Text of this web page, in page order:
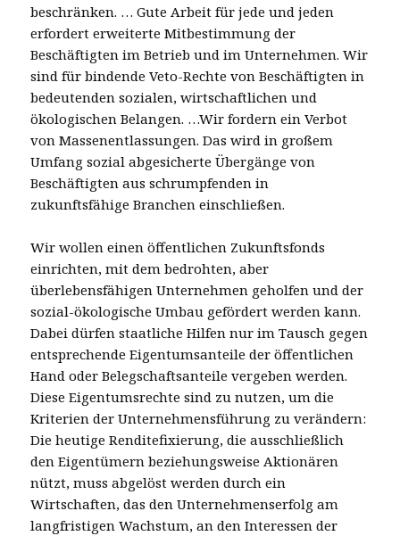
beschränken. … Gute Arbeit für jede und jeden
erfordert erweiterte Mitbestimmung der
Beschäftigten im Betrieb und im Unternehmen. Wir
sind für bindende Veto-Rechte von Beschäftigten in
bedeutenden sozialen, wirtschaftlichen und
ökologischen Belangen. …Wir fordern ein Verbot
von Massenentlassungen. Das wird in großem
Umfang sozial abgesicherte Übergänge von
Beschäftigten aus schrumpfenden in
zukunftsfähige Branchen einschließen.
Wir wollen einen öffentlichen Zukunftsfonds
einrichten, mit dem bedrohten, aber
überlebensfähigen Unternehmen geholfen und der
sozial-ökologische Umbau gefördert werden kann.
Dabei dürfen staatliche Hilfen nur im Tausch gegen
entsprechende Eigentumsanteile der öffentlichen
Hand oder Belegschaftsanteile vergeben werden.
Diese Eigentumsrechte sind zu nutzen, um die
Kriterien der Unternehmensführung zu verändern:
Die heutige Renditefixierung, die ausschließlich
den Eigentümern beziehungsweise Aktionären
nützt, muss abgelöst werden durch ein
Wirtschaften, das den Unternehmenserfolg am
langfristigen Wachstum, an den Interessen der